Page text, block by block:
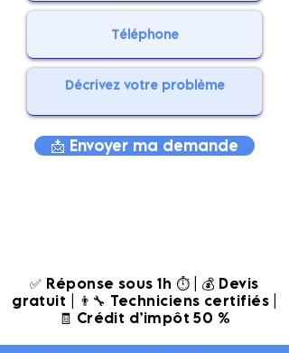
📩 Envoyer ma demande
✅ Réponse sous 1h ⏱️ | 💰 Devis
gratuit | 👨‍🔧 Techniciens certifiés |
🧾 Crédit d’impôt 50 %